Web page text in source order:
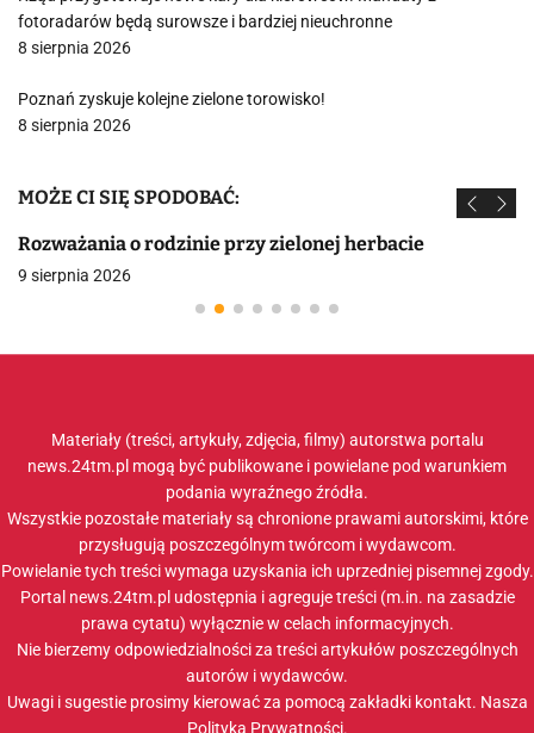
fotoradarów będą surowsze i bardziej nieuchronne
8 sierpnia 2026
Poznań zyskuje kolejne zielone torowisko!
8 sierpnia 2026
MOŻE CI SIĘ SPODOBAĆ:
Rozważania o rodzinie przy zielonej herbacie
9 sierpnia 2026
Materiały (treści, artykuły, zdjęcia, filmy) autorstwa portalu
news.24tm.pl mogą być publikowane i powielane pod warunkiem
podania wyraźnego źródła.
Wszystkie pozostałe materiały są chronione prawami autorskimi, które
przysługują poszczególnym twórcom i wydawcom.
Powielanie tych treści wymaga uzyskania ich uprzedniej pisemnej zgody.
Portal news.24tm.pl udostępnia i agreguje treści (m.in. na zasadzie
prawa cytatu) wyłącznie w celach informacyjnych.
Nie bierzemy odpowiedzialności za treści artykułów poszczególnych
autorów i wydawców.
Uwagi i sugestie prosimy kierować za pomocą zakładki kontakt. Nasza
Polityka Prywatności.